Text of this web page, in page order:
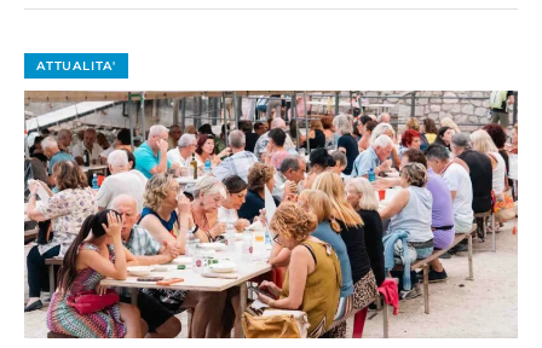
ATTUALITA'